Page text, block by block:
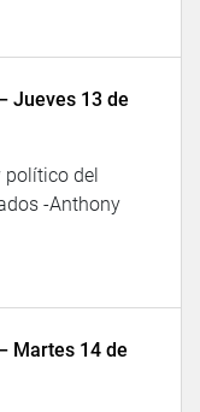
Jueves 13 de
político del
-Anthony
Martes 14 de